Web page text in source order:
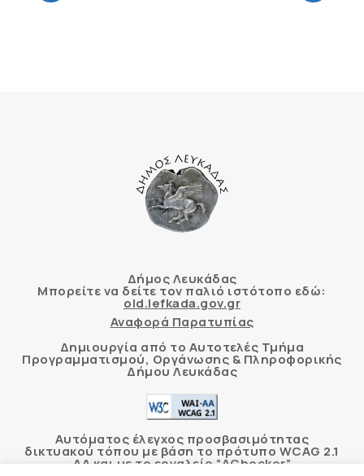
Δήμος Λευκάδας
Μπορείτε να δείτε τον παλιό ιστότοπο εδώ:
old.lefkada.gov.gr
Αναφορά Παρατυπίας
Δημιουργία από το Αυτοτελές Τμήμα
Προγραμματισμού, Οργάνωσης & Πληροφορικής
Δήμου Λευκάδας
Αυτόματος έλεγχος προσβασιμότητας
δικτυακού τόπου με βάση το πρότυπο WCAG 2.1
AA και με το εργαλείο “AChecker”